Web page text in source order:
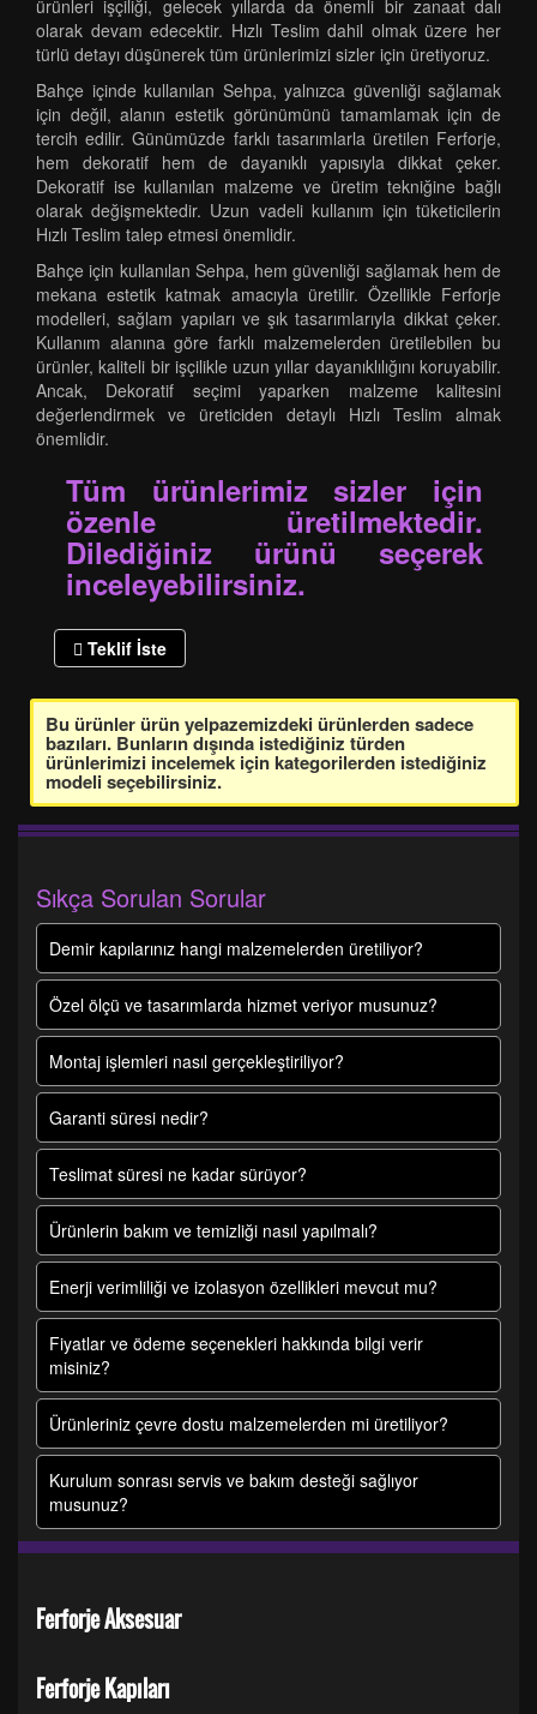
ürünleri işçiliği, gelecek yıllarda da önemli bir zanaat dalı
olarak devam edecektir. Hızlı Teslim dahil olmak üzere her
türlü detayı düşünerek tüm ürünlerimizi sizler için üretiyoruz.
Bahçe içinde kullanılan Sehpa, yalnızca güvenliği sağlamak
için değil, alanın estetik görünümünü tamamlamak için de
tercih edilir. Günümüzde farklı tasarımlarla üretilen Ferforje,
hem dekoratif hem de dayanıklı yapısıyla dikkat çeker.
Dekoratif ise kullanılan malzeme ve üretim tekniğine bağlı
olarak değişmektedir. Uzun vadeli kullanım için tüketicilerin
Hızlı Teslim talep etmesi önemlidir.
Bahçe için kullanılan Sehpa, hem güvenliği sağlamak hem de
mekana estetik katmak amacıyla üretilir. Özellikle Ferforje
modelleri, sağlam yapıları ve şık tasarımlarıyla dikkat çeker.
Kullanım alanına göre farklı malzemelerden üretilebilen bu
ürünler, kaliteli bir işçilikle uzun yıllar dayanıklılığını koruyabilir.
Ancak, Dekoratif seçimi yaparken malzeme kalitesini
değerlendirmek ve üreticiden detaylı Hızlı Teslim almak
önemlidir.
Tüm ürünlerimiz sizler için
özenle üretilmektedir.
Dilediğiniz ürünü seçerek
inceleyebilirsiniz.
Teklif İste
Bu ürünler ürün yelpazemizdeki ürünlerden sadece
bazıları. Bunların dışında istediğiniz türden
ürünlerimizi incelemek için kategorilerden istediğiniz
modeli seçebilirsiniz.
Sıkça Sorulan Sorular
Demir kapılarınız hangi malzemelerden üretiliyor?
Özel ölçü ve tasarımlarda hizmet veriyor musunuz?
Montaj işlemleri nasıl gerçekleştiriliyor?
Garanti süresi nedir?
Teslimat süresi ne kadar sürüyor?
Ürünlerin bakım ve temizliği nasıl yapılmalı?
Enerji verimliliği ve izolasyon özellikleri mevcut mu?
Fiyatlar ve ödeme seçenekleri hakkında bilgi verir
misiniz?
Ürünleriniz çevre dostu malzemelerden mi üretiliyor?
Kurulum sonrası servis ve bakım desteği sağlıyor
musunuz?
Ferforje Aksesuar
Ferforje Kapıları